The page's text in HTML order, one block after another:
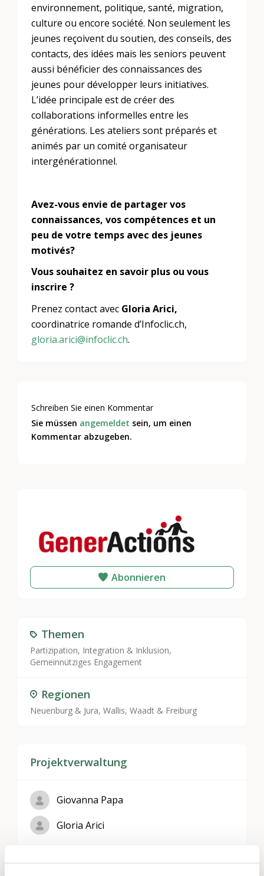
Abonnieren
Themen
Partizipation, Integration & Inklusion,
Gemeinnütziges Engagement
Regionen
Neuenburg & Jura,Wallis,Waadt & Freiburg
Projektverwaltung
Giovanna Papa
Gloria Arici
environnement, politique, santé, migration,
culture ou encore société. Non seulement les
jeunes reçoivent du soutien, des conseils, des
contacts, des idées mais les seniors peuvent
aussi bénéficier des connaissances des
jeunes pour développer leurs initiatives.
L’idée principale est de créer des
collaborations informelles entre les
générations. Les ateliers sont préparés et
animés par un comité organisateur
intergénérationnel.
Avez-vous envie de partager vos
connaissances, vos compétences et un
peu de votre temps avec des jeunes
motivés?
Vous souhaitez en savoir plus ou vous
inscrire ?
Prenez contact avec Gloria Arici,
coordinatrice romande d’Infoclic.ch,
gloria.arici@infoclic.ch.
Schreiben Sie einen Kommentar
Sie müssen angemeldet sein, um einen
Kommentar abzugeben.